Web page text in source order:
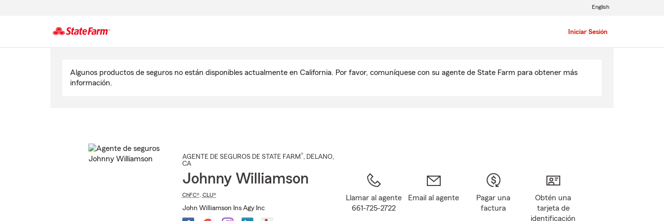
Iniciar Sesión
English
Algunos productos de seguros no están disponibles actualmente en California. Por favor, comuníquese con su agente de State Farm para obtener más
información.
AGENTE DE SEGUROS DE STATE FARM®, DELANO,
CA
Johnny Williamson
ChFC®, CLU®
John Williamson Ins Agy Inc
Llamar al agente
661-725-2722
Email al agente
Pagar una
factura
Obtén una
tarjeta de
identificación